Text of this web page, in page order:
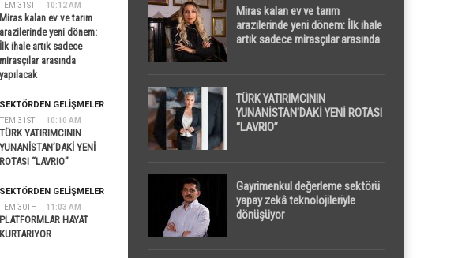
TEM 31ST 10:12 AM
Miras kalan ev ve tarım
arazilerinde yeni dönem:
İlk ihale artık sadece
mirasçılar arasında
yapılacak
TEM 31ST 10:10 AM
SEKTÖRDEN GELIŞMELER
TÜRK YATIRIMCININ
YUNANİSTAN’DAKİ YENİ
ROTASI “LAVRIO”
TEM 30TH 11:03 AM
SEKTÖRDEN GELIŞMELER
PLATFORMLAR HAYAT
KURTARIYOR
Miras kalan ev ve tarım
arazilerinde yeni dönem: İlk ihale
artık sadece mirasçılar arasında
TÜRK YATIRIMCININ
YUNANİSTAN’DAKİ YENİ ROTASI
“LAVRIO”
Gayrimenkul değerleme sektörü
yapay zekâ teknolojileriyle
dönüşüyor